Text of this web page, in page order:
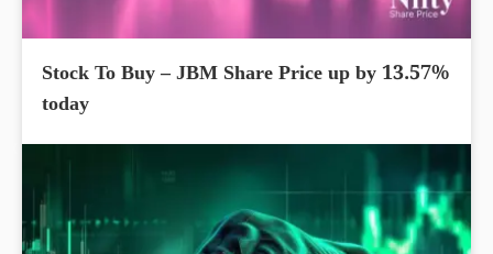
Stock To Buy – JBM Share Price up by 13.57%
today